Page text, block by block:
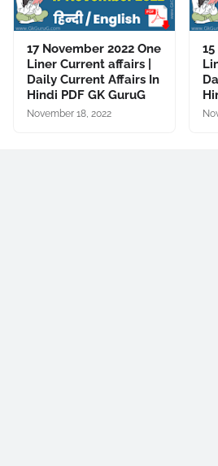
17 November 2022 One
Liner Current affairs |
Daily Current Affairs In
Hindi PDF GK GuruG
November 18, 2022